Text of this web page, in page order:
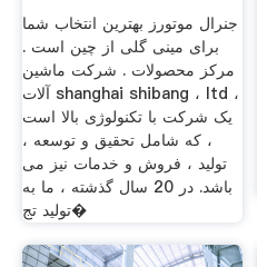
جنرال موتورز بهترین انتخاب شما
برای مینی گلی از چین است .
مرکز محصولات . شرکت ماشین
آلات shanghai shibang ، ltd ،
یک شرکت با تکنولوژی بالا است
، که شامل تحقیق و توسعه ،
تولید ، فروش و خدمات نیز می
باشد. در 20 سال گذشته ، ما به
تولید تج�